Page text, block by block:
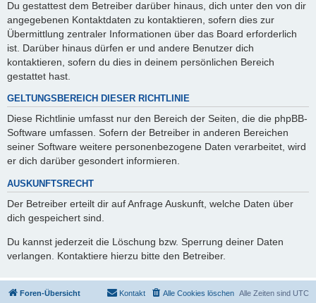
Du gestattest dem Betreiber darüber hinaus, dich unter den von dir
angegebenen Kontaktdaten zu kontaktieren, sofern dies zur
Übermittlung zentraler Informationen über das Board erforderlich
ist. Darüber hinaus dürfen er und andere Benutzer dich
kontaktieren, sofern du dies in deinem persönlichen Bereich
gestattet hast.
GELTUNGSBEREICH DIESER RICHTLINIE
Diese Richtlinie umfasst nur den Bereich der Seiten, die die phpBB-
Software umfassen. Sofern der Betreiber in anderen Bereichen
seiner Software weitere personenbezogene Daten verarbeitet, wird
er dich darüber gesondert informieren.
AUSKUNFTSRECHT
Der Betreiber erteilt dir auf Anfrage Auskunft, welche Daten über
dich gespeichert sind.
Du kannst jederzeit die Löschung bzw. Sperrung deiner Daten
verlangen. Kontaktiere hierzu bitte den Betreiber.
Foren-Übersicht Alle Zeiten sind UTC
Alle Cookies löschen
Kontakt